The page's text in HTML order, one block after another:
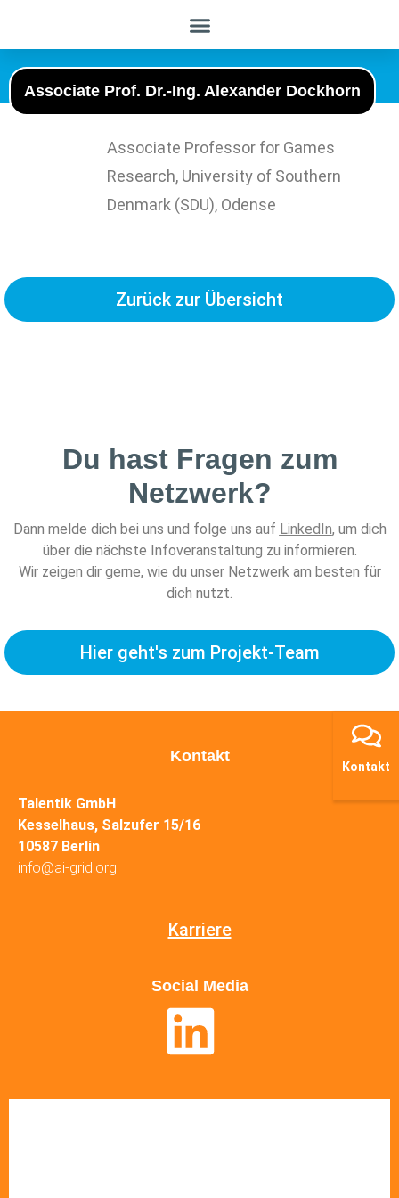
Associate Prof. Dr.-Ing. Alexander Dockhorn
Associate Professor for Games
Research, University of Southern
Denmark (SDU), Odense
Zurück zur Übersicht
Du hast Fragen zum
Netzwerk?
Dann melde dich bei uns und folge uns auf LinkedIn, um dich
über die nächste Infoveranstaltung zu informieren.
Wir zeigen dir gerne, wie du unser Netzwerk am besten für
dich nutzt.
Hier geht's zum Projekt-Team
Kontakt
Talentik GmbH
Kesselhaus, Salzufer 15/16
10587 Berlin
info@ai-grid.org
Karriere
Social Media
Kontakt